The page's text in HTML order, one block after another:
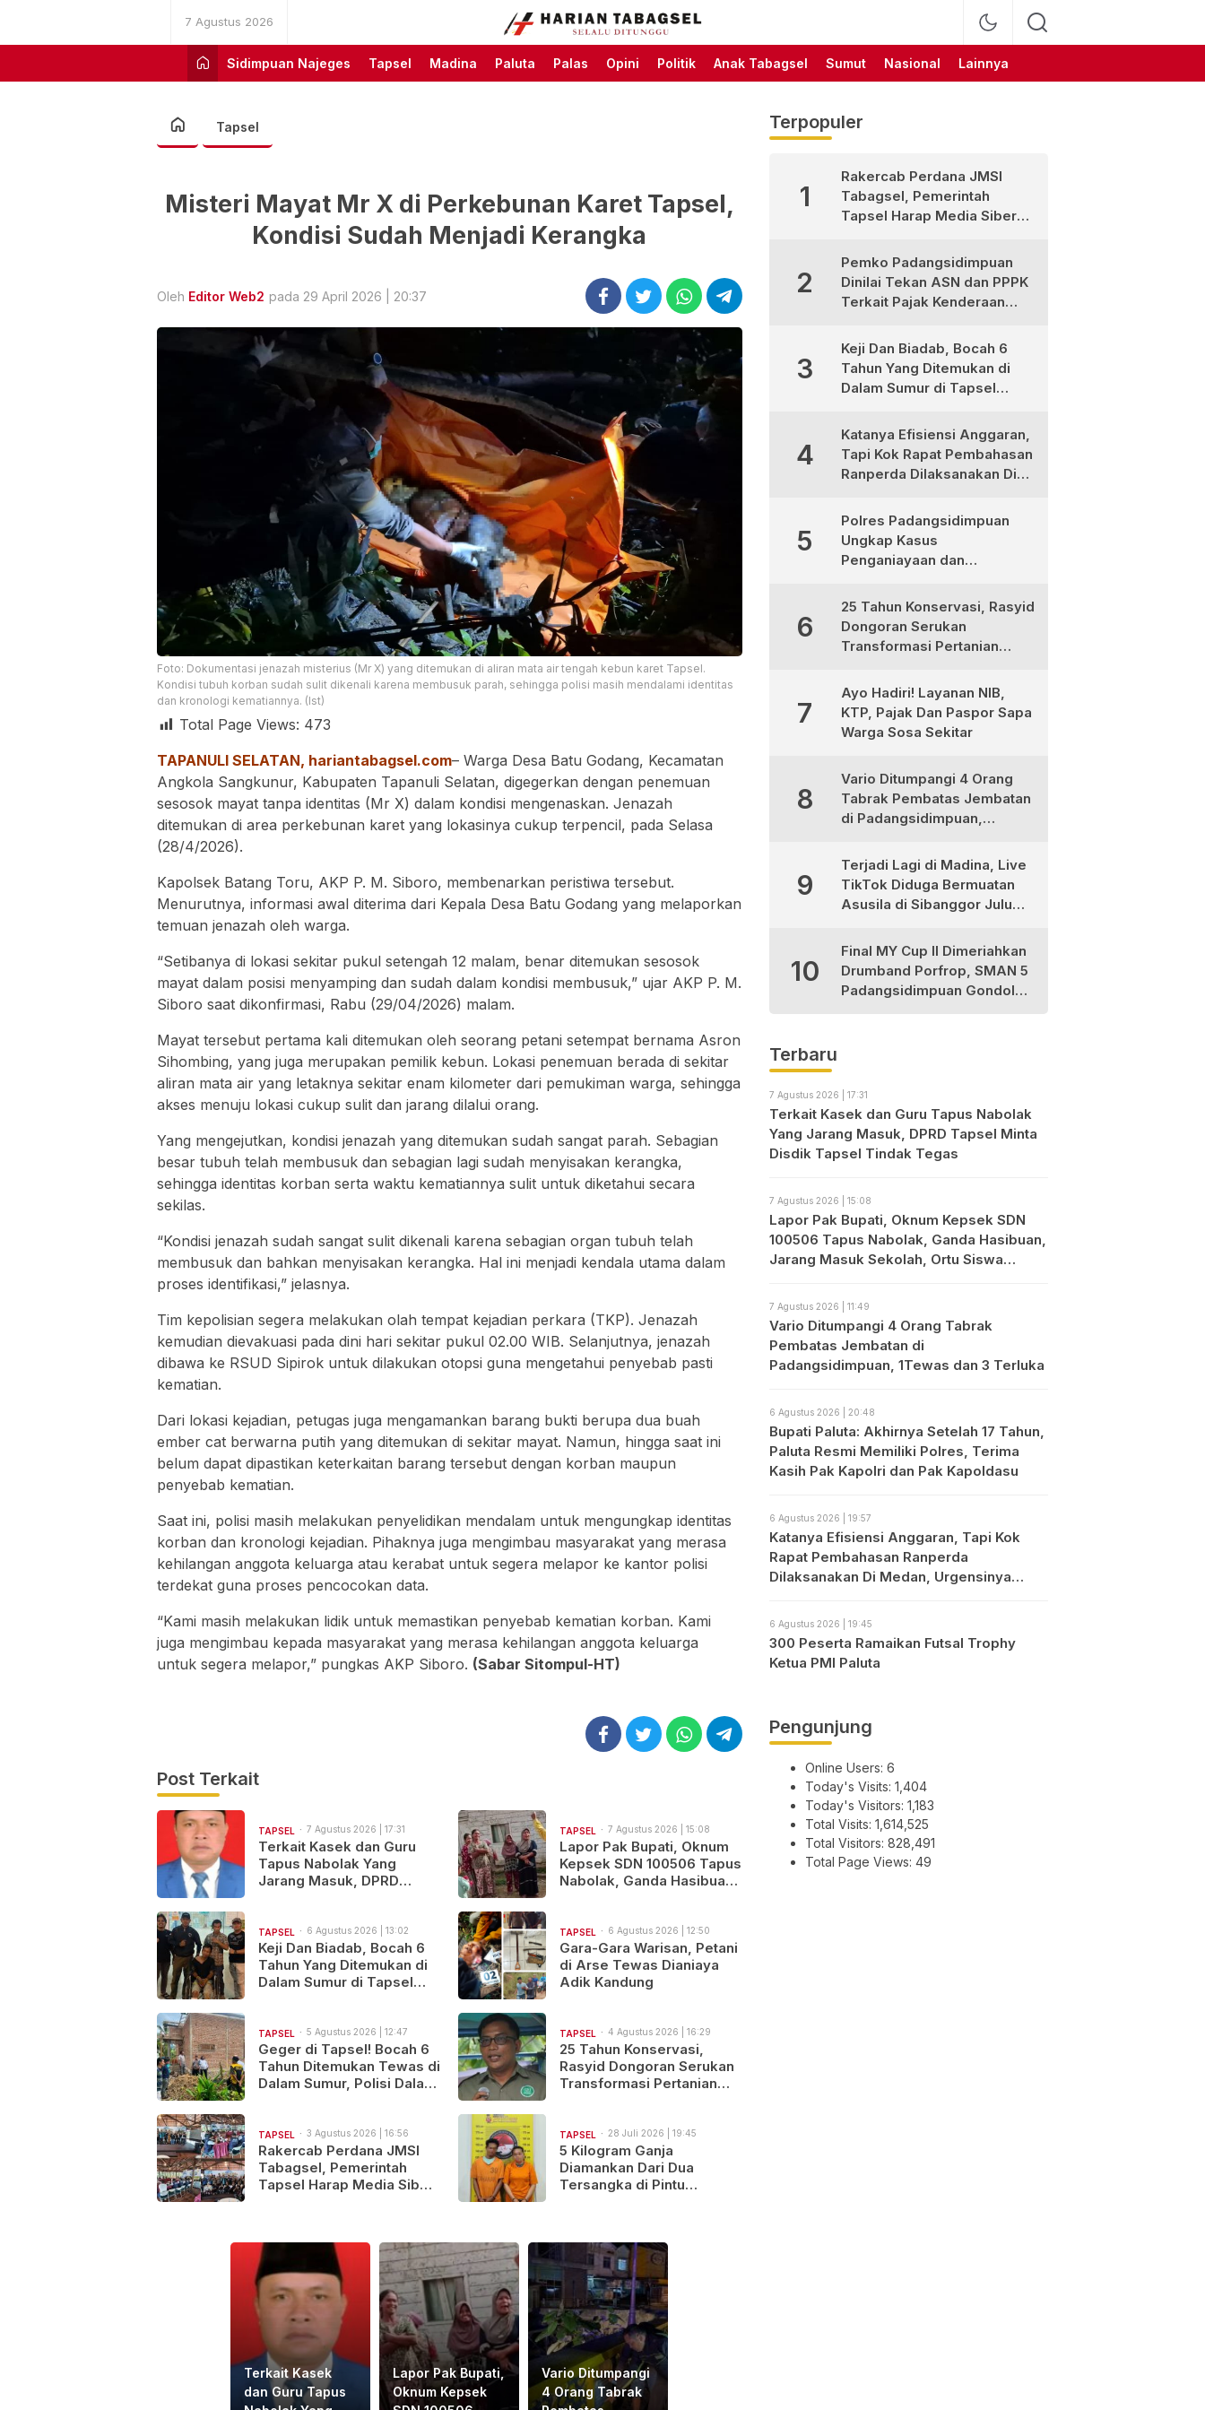
7 Agustus 2026
Harian Tabagsel
Harian Tabagsel Official
Website
Sidimpuan Najeges
Tapsel Madina Paluta Palas Opini Politik Anak Tabagsel Sumut Nasional Lainnya
Tapsel
Misteri Mayat Mr X di Perkebunan Karet Tapsel,
Kondisi Sudah Menjadi Kerangka
Oleh Editor Web2 pada 29 April 2026 | 20:37
Foto: Dokumentasi jenazah misterius (Mr X) yang ditemukan di aliran mata air tengah kebun karet Tapsel.
Kondisi tubuh korban sudah sulit dikenali karena membusuk parah, sehingga polisi masih mendalami identitas
dan kronologi kematiannya. (Ist)
Total Page Views: 473
TAPANULI SELATAN, hariantabagsel.com– Warga Desa Batu Godang, Kecamatan
Angkola Sangkunur, Kabupaten Tapanuli Selatan, digegerkan dengan penemuan
sesosok mayat tanpa identitas (Mr X) dalam kondisi mengenaskan. Jenazah
ditemukan di area perkebunan karet yang lokasinya cukup terpencil, pada Selasa
(28/4/2026).
Kapolsek Batang Toru, AKP P. M. Siboro, membenarkan peristiwa tersebut.
Menurutnya, informasi awal diterima dari Kepala Desa Batu Godang yang melaporkan
temuan jenazah oleh warga.
“Setibanya di lokasi sekitar pukul setengah 12 malam, benar ditemukan sesosok
mayat dalam posisi menyamping dan sudah dalam kondisi membusuk,” ujar AKP P. M.
Siboro saat dikonfirmasi, Rabu (29/04/2026) malam.
Mayat tersebut pertama kali ditemukan oleh seorang petani setempat bernama Asron
Sihombing, yang juga merupakan pemilik kebun. Lokasi penemuan berada di sekitar
aliran mata air yang letaknya sekitar enam kilometer dari pemukiman warga, sehingga
akses menuju lokasi cukup sulit dan jarang dilalui orang.
Yang mengejutkan, kondisi jenazah yang ditemukan sudah sangat parah. Sebagian
besar tubuh telah membusuk dan sebagian lagi sudah menyisakan kerangka,
sehingga identitas korban serta waktu kematiannya sulit untuk diketahui secara
sekilas.
“Kondisi jenazah sudah sangat sulit dikenali karena sebagian organ tubuh telah
membusuk dan bahkan menyisakan kerangka. Hal ini menjadi kendala utama dalam
proses identifikasi,” jelasnya.
Tim kepolisian segera melakukan olah tempat kejadian perkara (TKP). Jenazah
kemudian dievakuasi pada dini hari sekitar pukul 02.00 WIB. Selanjutnya, jenazah
dibawa ke RSUD Sipirok untuk dilakukan otopsi guna mengetahui penyebab pasti
kematian.
Dari lokasi kejadian, petugas juga mengamankan barang bukti berupa dua buah
ember cat berwarna putih yang ditemukan di sekitar mayat. Namun, hingga saat ini
belum dapat dipastikan keterkaitan barang tersebut dengan korban maupun
penyebab kematian.
Saat ini, polisi masih melakukan penyelidikan mendalam untuk mengungkap identitas
korban dan kronologi kejadian. Pihaknya juga mengimbau masyarakat yang merasa
kehilangan anggota keluarga atau kerabat untuk segera melapor ke kantor polisi
terdekat guna proses pencocokan data.
“Kami masih melakukan lidik untuk memastikan penyebab kematian korban. Kami
juga mengimbau kepada masyarakat yang merasa kehilangan anggota keluarga
untuk segera melapor,” pungkas AKP Siboro. (Sabar Sitompul-HT)
Post Terkait
TAPSEL 7 Agustus 2026 | 17:31
Terkait Kasek dan Guru
Tapus Nabolak Yang
Jarang Masuk, DPRD
TAPSEL 7 Agustus 2026 | 15:08
Lapor Pak Bupati, Oknum
Kepsek SDN 100506 Tapus
Nabolak, Ganda Hasibuan,
TAPSEL 6 Agustus 2026 | 13:02
Keji Dan Biadab, Bocah 6
Tahun Yang Ditemukan di
Dalam Sumur di Tapsel
Berhasil di Bekuk Polisi
TAPSEL 6 Agustus 2026 | 12:50
Gara-Gara Warisan, Petani
di Arse Tewas Dianiaya
Adik Kandung
TAPSEL 5 Agustus 2026 | 12:47
Geger di Tapsel! Bocah 6
Tahun Ditemukan Tewas di
Dalam Sumur, Polisi Dalami
TAPSEL 4 Agustus 2026 | 16:29
25 Tahun Konservasi,
Rasyid Dongoran Serukan
Transformasi Pertanian
TAPSEL 3 Agustus 2026 | 16:56
Rakercab Perdana JMSI
Tabagsel, Pemerintah
Tapsel Harap Media Siber
TAPSEL 28 Juli 2026 | 19:45
5 Kilogram Ganja
Diamankan Dari Dua
Tersangka di Pintu
Terkait Kasek
dan Guru Tapus
Lapor Pak Bupati,
Oknum Kepsek
Vario Ditumpangi
4 Orang Tabrak
Terpopuler
1
Rakercab Perdana JMSI
Tabagsel, Pemerintah
Tapsel Harap Media Siber
Pembangunan
2
Pemko Padangsidimpuan
Dinilai Tekan ASN dan PPPK
Terkait Pajak Kenderaan
3
Keji Dan Biadab, Bocah 6
Tahun Yang Ditemukan di
Dalam Sumur di Tapsel
Pembunuhan, Pelaku
Berhasil di Bekuk Polisi
4
Katanya Efisiensi Anggaran,
Tapi Kok Rapat Pembahasan
Ranperda Dilaksanakan Di
5
Polres Padangsidimpuan
Ungkap Kasus
Penganiayaan dan
Diamankan
6
25 Tahun Konservasi, Rasyid
Dongoran Serukan
Transformasi Pertanian
7
Ayo Hadiri! Layanan NIB,
KTP, Pajak Dan Paspor Sapa
Warga Sosa Sekitar
8
Vario Ditumpangi 4 Orang
Tabrak Pembatas Jembatan
di Padangsidimpuan,
9
Terjadi Lagi di Madina, Live
TikTok Diduga Bermuatan
Asusila di Sibanggor Julu
Usut Tuntas
10
Final MY Cup II Dimeriahkan
Drumband Porfrop, SMAN 5
Padangsidimpuan Gondol
Terbaru
7 Agustus 2026 | 17:31
Terkait Kasek dan Guru Tapus Nabolak
Yang Jarang Masuk, DPRD Tapsel Minta
Disdik Tapsel Tindak Tegas
7 Agustus 2026 | 15:08
Lapor Pak Bupati, Oknum Kepsek SDN
100506 Tapus Nabolak, Ganda Hasibuan,
Jarang Masuk Sekolah, Ortu Siswa
7 Agustus 2026 | 11:49
Vario Ditumpangi 4 Orang Tabrak
Pembatas Jembatan di
Padangsidimpuan, 1Tewas dan 3 Terluka
6 Agustus 2026 | 20:48
Bupati Paluta: Akhirnya Setelah 17 Tahun,
Paluta Resmi Memiliki Polres, Terima
Kasih Pak Kapolri dan Pak Kapoldasu
6 Agustus 2026 | 19:57
Katanya Efisiensi Anggaran, Tapi Kok
Rapat Pembahasan Ranperda
Dilaksanakan Di Medan, Urgensinya
6 Agustus 2026 | 19:45
300 Peserta Ramaikan Futsal Trophy
Ketua PMI Paluta
Pengunjung
Online Users: 6
Today's Visits: 1,404
Today's Visitors: 1,183
Total Visits: 1,614,525
Total Visitors: 828,491
Total Page Views: 49